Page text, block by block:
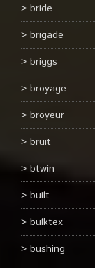
bride
brigade
briggs
broyage
broyeur
bruit
btwin
built
bulktex
bushing